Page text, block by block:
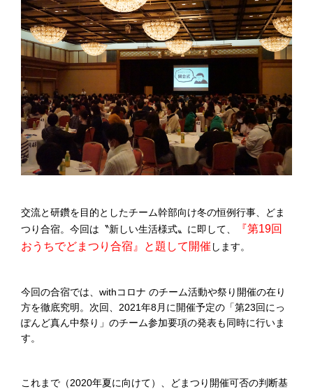
交流と研鑽を目的としたチーム幹部向け冬の恒例行事、どま
つり合宿。今回は〝新しい生活様式〟に即して、
『第19回
おうちでどまつり合宿』と題して開催 します。
今回の合宿では、withコロナ のチーム活動や祭り開催の在り
方を徹底究明。次回、2021年8月に開催予定の「第23回にっ
ぽんど真ん中祭り」のチーム参加要項の発表も同時に行いま
す。
これまで（2020年夏に向けて）、どまつり開催可否の判断基